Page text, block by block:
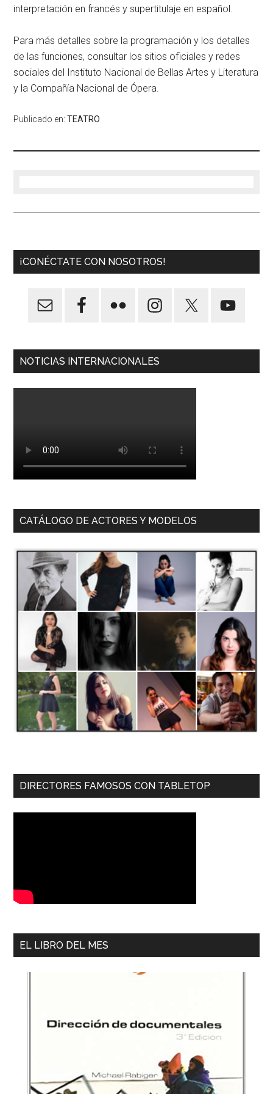
interpretación en francés y supertitulaje en español.
Para más detalles sobre la programación y los detalles
de las funciones, consultar los sitios oficiales y redes
sociales del Instituto Nacional de Bellas Artes y Literatura
y la Compañía Nacional de Ópera.
Publicado en:TEATRO
¡CONÉCTATE CON NOSOTROS!
NOTICIAS INTERNACIONALES
CATÁLOGO DE ACTORES Y MODELOS
DIRECTORES FAMOSOS CON TABLETOP
EL LIBRO DEL MES